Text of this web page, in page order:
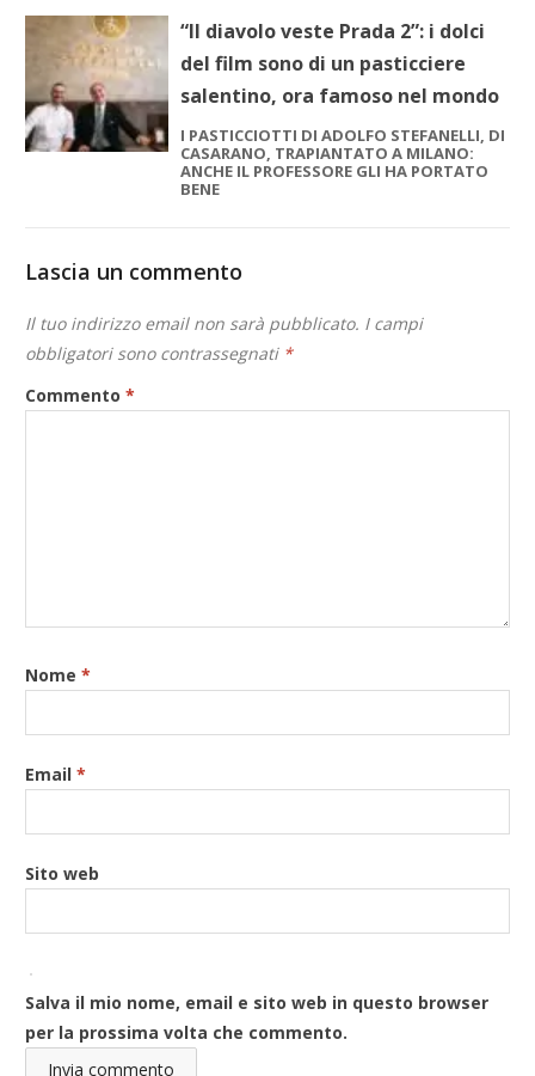
“Il diavolo veste Prada 2”: i dolci
del film sono di un pasticciere
salentino, ora famoso nel mondo
I PASTICCIOTTI DI ADOLFO STEFANELLI, DI
CASARANO, TRAPIANTATO A MILANO:
ANCHE IL PROFESSORE GLI HA PORTATO
BENE
Lascia un commento
Il tuo indirizzo email non sarà pubblicato. I campi
obbligatori sono contrassegnati *
Commento*
Nome*
Email*
Sito web
Salva il mio nome, email e sito web in questo browser
per la prossima volta che commento.